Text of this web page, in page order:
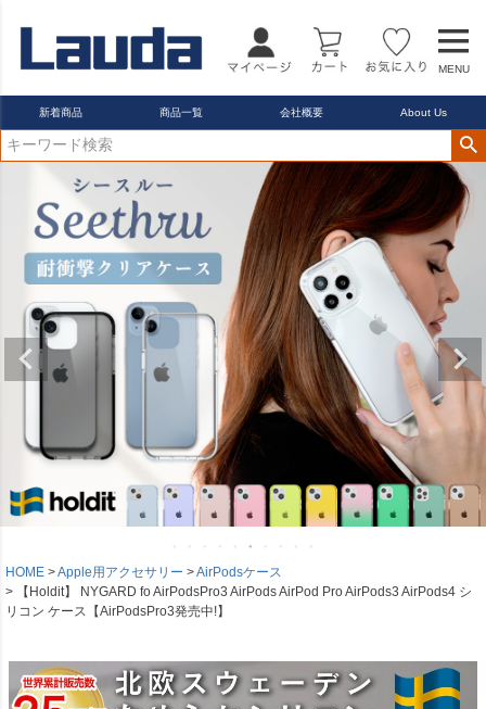
MENU
新着商品 商品一覧 会社概要 About Us
HOME Apple用アクセサリー
AirPodsケース
【Holdit】 NYGARD fo AirPodsPro3 AirPods AirPod Pro AirPods3 AirPods4 シ
リコン ケース【AirPodsPro3発売中!】